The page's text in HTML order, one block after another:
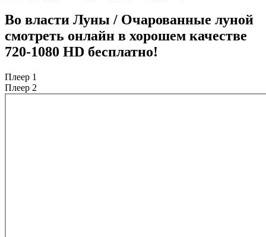
Во власти Луны / Очарованные луной
смотреть онлайн в хорошем качестве
720-1080 HD бесплатно!
Плеер 1
Плеер 2